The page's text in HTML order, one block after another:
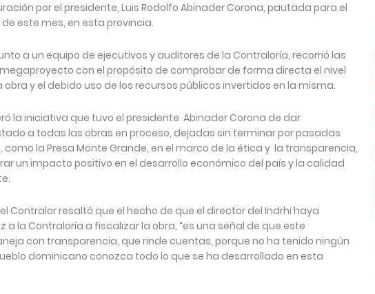
por el presidente, Luis Rodolfo Abinader Corona, pautada para el
este mes, en esta provincia.
a un equipo de ejecutivos y auditores de la Contraloría, recorrió las
con el propósito de comprobar de forma directa el nivel
y el debido uso de los recursos públicos invertidos en la misma.
la iniciativa que tuvo el presidente Abinader Corona de dar
a todas las obras en proceso, dejadas sin terminar por pasadas
la Presa Monte Grande, en el marco de la ética y la transparencia,
un impacto positivo en el desarrollo económico del país y la calidad
Contralor resaltó que el hecho de que el director del Indrhi haya
a la Contraloría a fiscalizar la obra, “es una señal de que este
con transparencia, que rinde cuentas, porque no ha tenido ningún
dominicano conozca todo lo que se ha desarrollado en esta